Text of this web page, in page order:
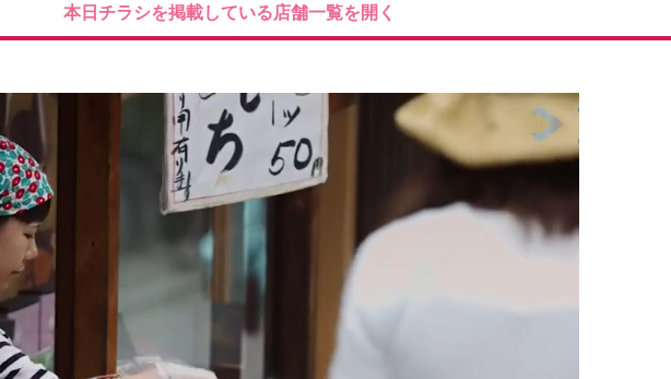
本日チラシを掲載している店舗一覧を開く